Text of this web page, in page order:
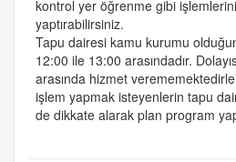
kontrol yer öğrenme gibi
yaptırabilirsiniz.
Tapu dairesi kamu kurumu
12:00 ile 13:00 arasındadır.
arasında hizmet
işlem yapmak isteyenlerin tapu
de dikkate alarak plan program